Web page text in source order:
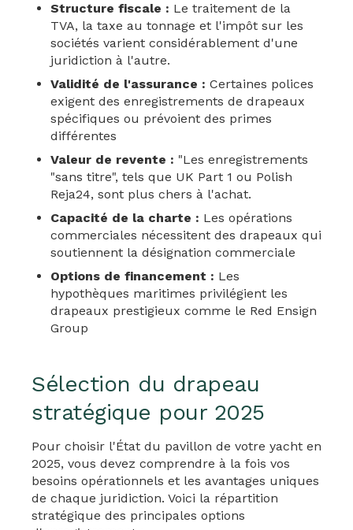
Structure fiscale : Le traitement de la
TVA, la taxe au tonnage et l'impôt sur les
sociétés varient considérablement d'une
juridiction à l'autre.
Validité de l'assurance : Certaines polices
exigent des enregistrements de drapeaux
spécifiques ou prévoient des primes
différentes
Valeur de revente : "Les enregistrements
"sans titre", tels que UK Part 1 ou Polish
Reja24, sont plus chers à l'achat.
Capacité de la charte : Les opérations
commerciales nécessitent des drapeaux qui
soutiennent la désignation commerciale
Options de financement : Les
hypothèques maritimes privilégient les
drapeaux prestigieux comme le Red Ensign
Group
Sélection du drapeau
stratégique pour 2025
Pour choisir l'État du pavillon de votre yacht en
2025, vous devez comprendre à la fois vos
besoins opérationnels et les avantages uniques
de chaque juridiction. Voici la répartition
stratégique des principales options